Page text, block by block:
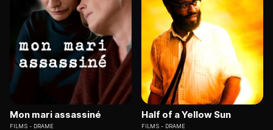
Mon mari assassiné
FILMS DRAME
Half of a Yellow Sun
FILMS DRAME